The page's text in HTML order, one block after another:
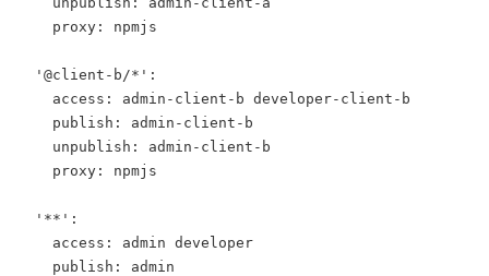
    proxy: npmjs
  '@client-b/*':
    access: admin-client-b developer-client-b
    publish: admin-client-b
    unpublish: admin-client-b
    proxy: npmjs
  '**':
    access: admin developer
    publish: admin